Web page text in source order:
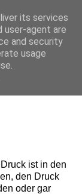
-
ist in den
den Druck
oder gar
its services
user-agent are
and security
usage